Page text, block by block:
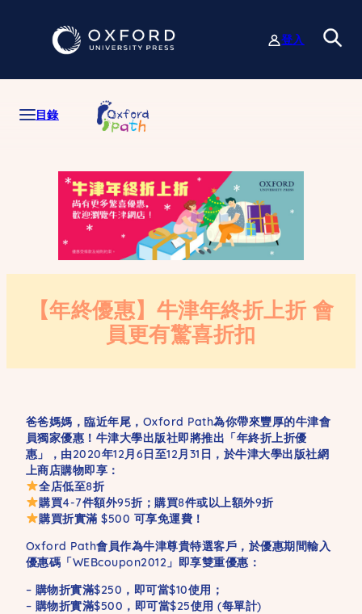
內
登入
目錄
【年終優惠】牛津年終折上折 會
員更有驚喜折扣
爸爸媽媽，臨近年尾，Oxford Path為你帶來豐厚的牛津會
員獨家優惠！牛津大學出版社即將推出「年終折上折優
惠」，由2020年12月6日至12月31日，於牛津大學出版社網
上商店購物即享：
全店低至8折
購買4-7件額外95折；購買8件或以上額外9折
購買折實滿 $500 可享免運費！
Oxford Path會員作為牛津尊貴特選客戶，於優惠期間輸入
優惠碼「WEBcoupon2012」即享雙重優惠：
– 購物折實滿$250，即可當$10使用；
– 購物折實滿$500，即可當$25使用 (每單計)